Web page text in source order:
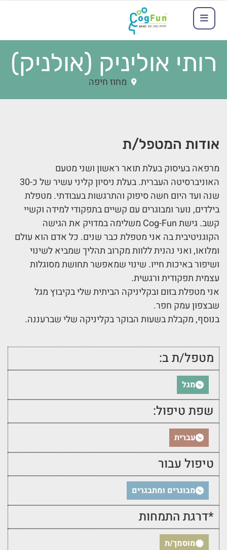
רותי אוליניק (אולניק)
מחוז חיפה
אודות המטפל/ת
מרפאה בעיסוק בעלת תואר ראשון ושני מטעם
האוניברסיטה העברית. בעלת ניסיון קליני עשיר של כ-30
שנה ועד היום חשה סיפוק והתרגשות בעבודתי. מטפלת
בילדים, נוער ומבוגרים עם קשיים בתפקודי למידה וקשיי
קשב. גישת Cog-Fun משלימה במדויק את הגישה
הקוגניטיבית בה אני מטפלת כבר שנים. כל אדם הוא עולם
ומלואו, ואני נהנית ללוות מקרוב תהליך שמביא לשינוי
ושיפור באיכות חייו. שינוי שמאפשר תחושת מסוגלות
עצמית תפקודית ורגשית.
אני מטפלת בזום ובקליניקה הביתית שלי בקיבוץ מגל
שבצפון עמק חפר.
בנוסף, מקבלת בשעות הבוקר בקליניקה שלי שברעננה.
מטפל/ת ב:
מגל
שפת טיפול:
עברית
טיפול עבור
מבוגרים ומתבגרים
*דרגת התמחות
מוסמך/ת